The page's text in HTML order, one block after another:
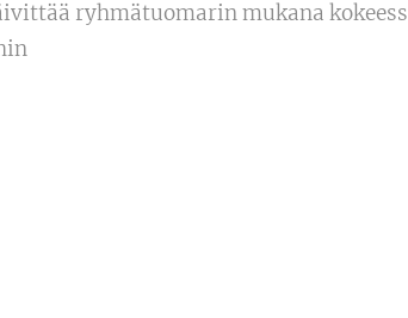
ryhmätuomarin mukana